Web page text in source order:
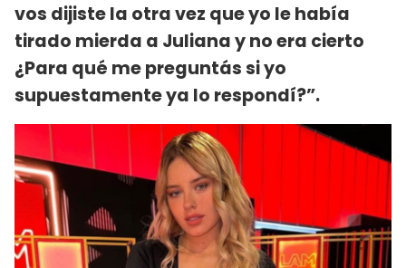
vos dijiste la otra vez que yo le había
tirado mierda a Juliana y no era cierto
¿Para qué me preguntás si yo
supuestamente ya lo respondí?”.